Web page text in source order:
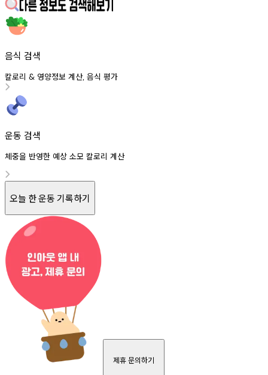
음식 검색
칼로리 & 영양정보 계산, 음식 평가
운동 검색
체중을 반영한 예상 소모 칼로리 계산
오늘 한 운동 기록하기
제휴 문의하기